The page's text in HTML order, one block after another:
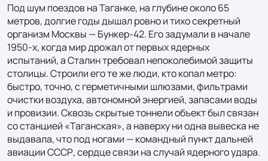
Под шум поездов на Таганке, на глубине около 65
метров, долгие годы дышал ровно и тихо секретный
организм Москвы — Бункер‑42. Его задумали в начале
1950‑х, когда мир дрожал от первых ядерных
испытаний, а Сталин требовал непоколебимой защиты
столицы. Строили его те же люди, кто копал метро:
быстро, точно, с герметичными шлюзами, фильтрами
очистки воздуха, автономной энергией, запасами воды
и провизии. Сквозь скрытые тоннели объект был связан
со станцией «Таганская», а наверху ни одна вывеска не
выдавалa, что под ногами — командный пункт дальней
авиации СССР, сердце связи на случай ядерного удара.